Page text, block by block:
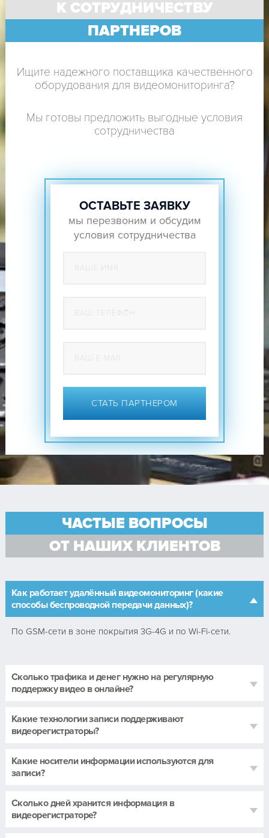
К СОТРУДНИЧЕСТВУ
ПАРТНЕРОВ
Ищите надежного поставщика качественного
оборудования для видеомониторинга?
Мы готовы предложить выгодные условия
сотрудничества
ОСТАВЬТЕ ЗАЯВКУ
мы перезвоним и обсудим
условия сотрудничества
СТАТЬ ПАРТНЕРОМ
ЧАСТЫЕ ВОПРОСЫ
ОТ НАШИХ КЛИЕНТОВ
Как работает удалённый видеомониторинг (какие
способы беспроводной передачи данных)?
По GSM-сети в зоне покрытия 3G-4G и по Wi-Fi-сети.
Сколько трафика и денег нужно на регулярную
поддержку видео в онлайне?
Какие технологии записи поддерживают
видеорегистраторы?
Какие носители информации используются для
записи?
Сколько дней хранится информация в
видеорегистраторе?